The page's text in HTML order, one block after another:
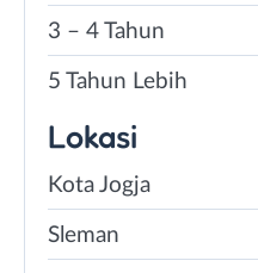
3 – 4 Tahun
5 Tahun Lebih
Lokasi
Kota Jogja
Sleman